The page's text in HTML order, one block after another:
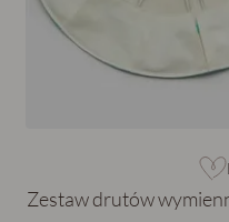
Zestaw drutów